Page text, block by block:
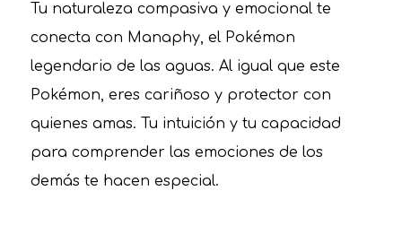
Tu naturaleza compasiva y emocional te
conecta con Manaphy, el Pokémon
legendario de las aguas. Al igual que este
Pokémon, eres cariñoso y protector con
quienes amas. Tu intuición y tu capacidad
para comprender las emociones de los
demás te hacen especial.